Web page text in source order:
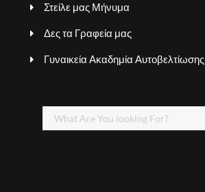
Στείλε μας Μήνυμα
Δες τα Γραφεία μας
Γυναικεία Ακαδημία Αυτοβελτίωσης